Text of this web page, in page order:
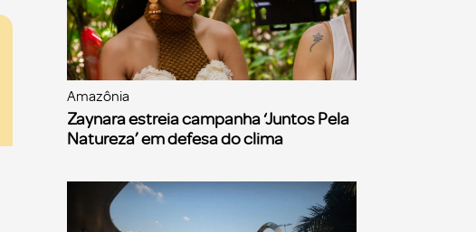
Amazônia
Zaynara estreia campanha ‘Juntos Pela
Natureza’ em defesa do clima